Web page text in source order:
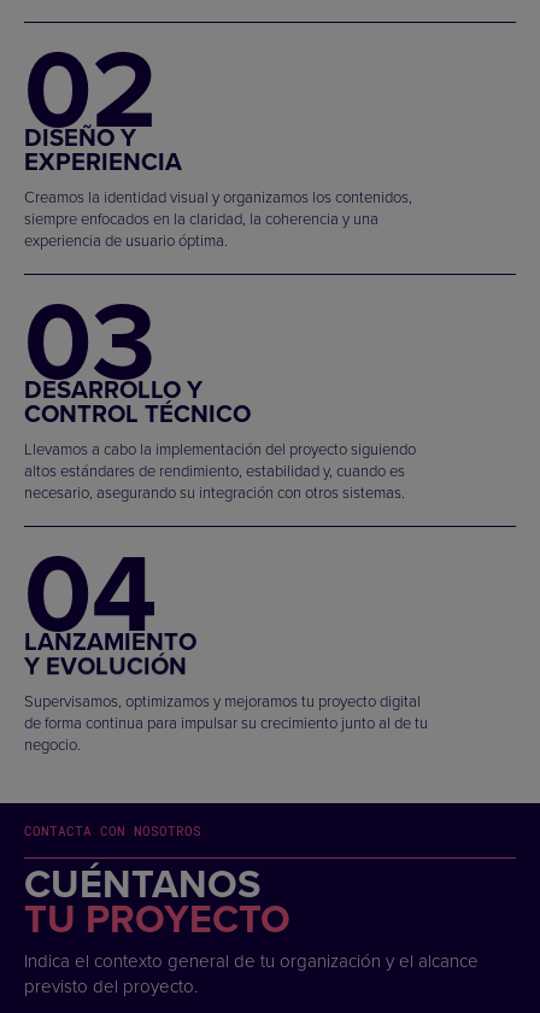
02
DISEÑO Y
EXPERIENCIA
Creamos la identidad visual y organizamos los contenidos,
siempre enfocados en la claridad, la coherencia y una
experiencia de usuario óptima.
03
DESARROLLO Y
CONTROL TÉCNICO
Llevamos a cabo la implementación del proyecto siguiendo
altos estándares de rendimiento, estabilidad y, cuando es
necesario, asegurando su integración con otros sistemas.
04
LANZAMIENTO
Y EVOLUCIÓN
Supervisamos, optimizamos y mejoramos tu proyecto digital
de forma continua para impulsar su crecimiento junto al de tu
negocio.
CONTACTA CON NOSOTROS
CUÉNTANOS
TU PROYECTO
Indica el contexto general de tu organización y el alcance
previsto del proyecto.